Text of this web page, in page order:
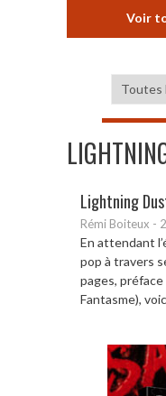
Voir
Lightning
Rémi Boiteux -
En attendant
pop à travers
pages,
Fantasme),